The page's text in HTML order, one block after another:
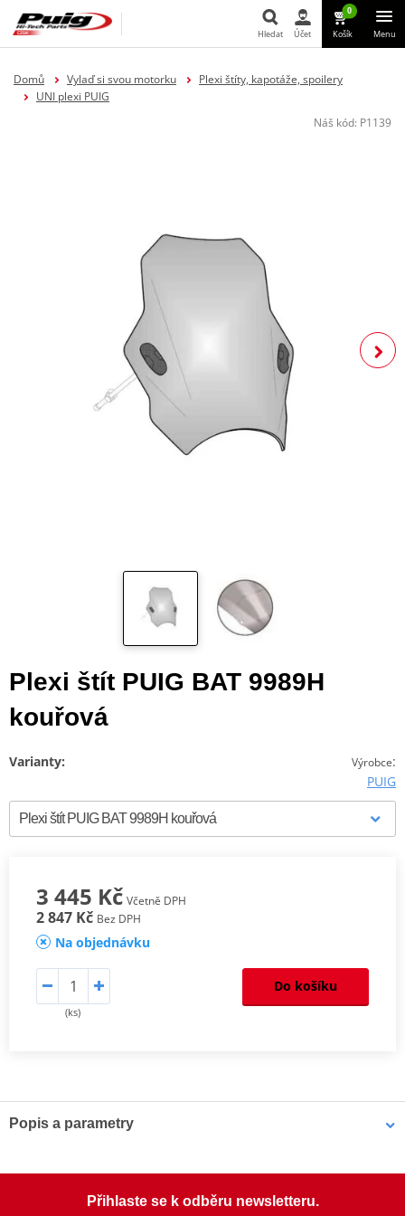
Hledat
Hledat Účet
0
Košík Menu
Domů Vylaď si svou motorku
Plexi štíty, kapotáže, spoilery
UNI plexi PUIG
Náš kód: P1139
Plexi štít PUIG BAT 9989H
kouřová
Výrobce:
PUIG
Varianty:
3 445 Kč Včetně DPH
2 847 Kč Bez DPH
Na objednávku
(ks)
Do košíku
Popis a parametry
PDF Mounting tips
Přihlaste se k odběru newsletteru.